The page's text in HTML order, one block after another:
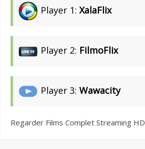
Player 1: XalaFlix
Player 2: FilmoFlix
Player 3: Wawacity
Regarder Films Complet Streaming